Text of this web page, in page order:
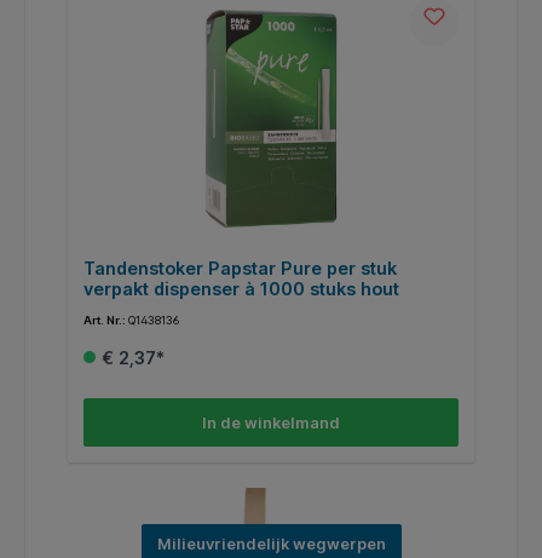
Tandenstoker Papstar Pure per stuk
verpakt dispenser à 1000 stuks hout
Art. Nr.: Q1438136
€ 2,37*
In de winkelmand
Milieuvriendelijk wegwerpen